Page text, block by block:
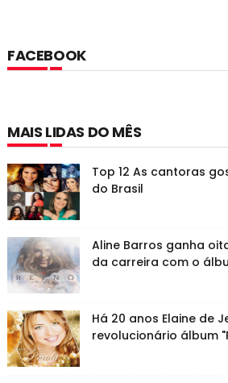
FACEBOOK
MAIS LIDAS DO MÊS
Top 12 As cantoras
do Brasil
Aline Barros ganha
da carreira com o
Há 20 anos Elaine de
revolucionário álbum